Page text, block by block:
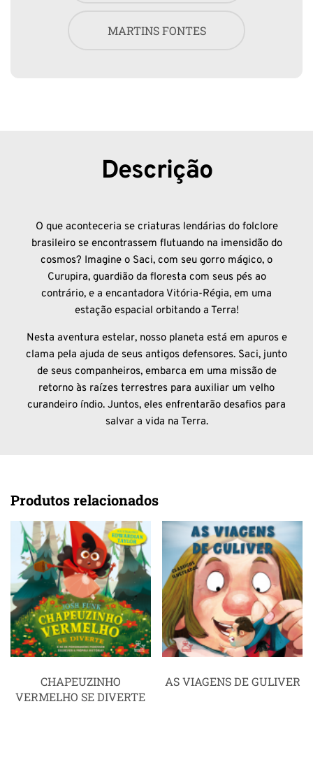
MARTINS FONTES
Descrição
O que aconteceria se criaturas lendárias do folclore
brasileiro se encontrassem flutuando na imensidão do
cosmos? Imagine o Saci, com seu gorro mágico, o
Curupira, guardião da floresta com seus pés ao
contrário, e a encantadora Vitória-Régia, em uma
estação espacial orbitando a Terra!
Nesta aventura estelar, nosso planeta está em apuros e
clama pela ajuda de seus antigos defensores. Saci, junto
de seus companheiros, embarca em uma missão de
retorno às raízes terrestres para auxiliar um velho
curandeiro índio. Juntos, eles enfrentarão desafios para
salvar a vida na Terra.
Produtos relacionados
CHAPEUZINHO
VERMELHO SE DIVERTE
AS VIAGENS DE GULIVER